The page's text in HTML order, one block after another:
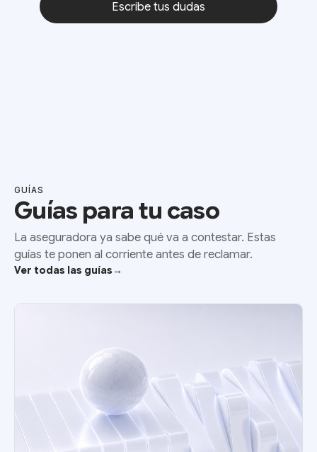
Escribe tus dudas
GUÍAS
Guías para tu caso
La aseguradora ya sabe qué va a contestar. Estas
guías te ponen al corriente antes de reclamar.
Ver todas las guías→